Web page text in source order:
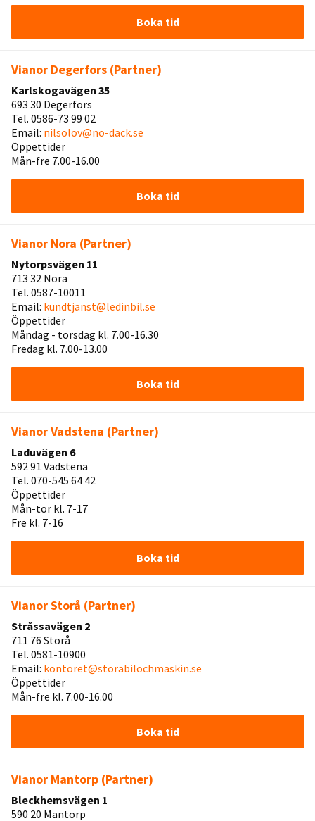
Boka tid
Vianor Degerfors (Partner)
Karlskogavägen 35
693 30 Degerfors
Tel. 0586-73 99 02
Email: nilsolov@no-dack.se
Öppettider
Mån-fre 7.00-16.00
Boka tid
Vianor Nora (Partner)
Nytorpsvägen 11
713 32 Nora
Tel. 0587-10011
Email: kundtjanst@ledinbil.se
Öppettider
Måndag - torsdag kl. 7.00-16.30
Fredag kl. 7.00-13.00
Boka tid
Vianor Vadstena (Partner)
Laduvägen 6
592 91 Vadstena
Tel. 070-545 64 42
Öppettider
Mån-tor kl. 7-17
Fre kl. 7-16
Boka tid
Vianor Storå (Partner)
Stråssavägen 2
711 76 Storå
Tel. 0581-10900
Email: kontoret@storabilochmaskin.se
Öppettider
Mån-fre kl. 7.00-16.00
Boka tid
Vianor Mantorp (Partner)
Bleckhemsvägen 1
590 20 Mantorp